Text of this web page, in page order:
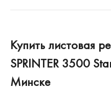
Купить листовая
SPRINTER 3500
Минске